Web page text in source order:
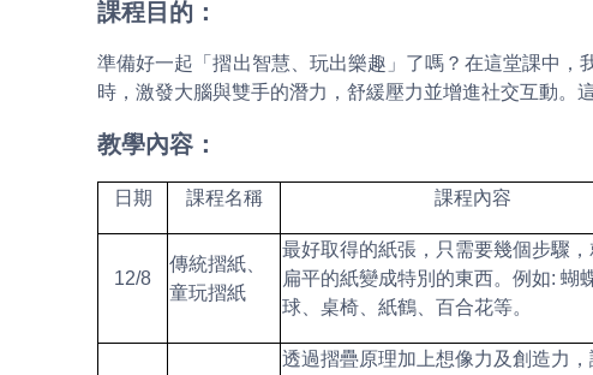
課程目的：
準備好一起「摺出智慧、玩出樂趣」了嗎？在這堂課中
時，激發大腦與雙手的潛力，舒緩壓力並增進社交互動。
教學內容：
日期 課程名稱 課程內容
12/8
傳統摺紙、
童玩摺紙
最好取得的紙張，只需要幾個步驟
扁平的紙變成特別的東西。例如: 蝴
球、桌椅、紙鶴、百合花等。
透過摺疊原理加上想像力及創造力